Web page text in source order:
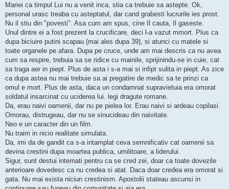
Mariei ca timpul Lui nu a venit inca, stia ca trebuie sa astepte. Ok,
personal urasc treaba cu asteptatul, dar cand grabesti lucrurile ies prost.
Nu il stiu din "povesti". Asa cum am spus, cine Il cauta, Il gaseste.
Unul dintre ei a fost prezent la crucificare, deci l-a vazut mmort. Plus ca
dupa biciuire putini scapau (mai ales dupa 39), si atunci cu matele si
toate organele pe afara. Dupa pe cruce, unde am mai descris ca nu avea
cum sa respire, trebuia sa se ridice cu mainile, sprijinindu-se in cuie, cat
sa traga aer in piept. Plus de asta i s-a mai si infipt sulita in piept. As zice
ca dupa astea nu mai trebuie sa ai pregatire de medic sa te prinzi ca
omul e mort. Plus de asta, daca un condamnat supravietuia era omorat
soldatul insarcinat cu uciderea lui. legi dragute romane.
Da, erau naivi oamenii, dar nu pe pielea lor. Erau naivi si ardeau copilasi.
Omorau, distrugeau, dar nu se sinucideau din naivitate.
Neo e un caracter din un film.
Nu traim in nicio realitate simulata.
Da, imi da de gandit ca s-a intamplat ceva semnificativ cat oamenii sa
devina crestini dupa moartea publica, umilitoare, a liderului.
Sigur, sunt destui internati pentru ca se cred zei, doar ca toate dovezile
anterioare dovedesc ca nu credea si atat. Daca doar credea era omorat si
gata. Nu mai exista niciun crestinism. Apostolii stateau ascunsi in